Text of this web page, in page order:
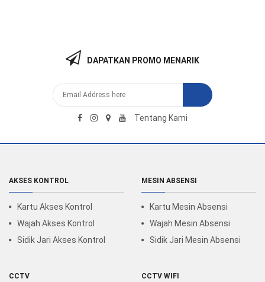
DAPATKAN PROMO MENARIK
Tentang Kami
AKSES KONTROL
Kartu Akses Kontrol
Wajah Akses Kontrol
Sidik Jari Akses Kontrol
MESIN ABSENSI
Kartu Mesin Absensi
Wajah Mesin Absensi
Sidik Jari Mesin Absensi
CCTV CCTV WIFI